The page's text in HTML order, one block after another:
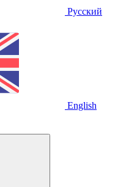
Русский
English